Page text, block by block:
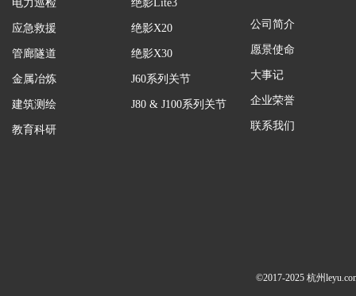
电力巡检
应急救援
管廊隧道
金属冶炼
建筑测绘
教育科研
绝影Lite3
绝影X20
绝影X30
J60系列关节
J80 & J100系列关节
公司简介
愿景使命
大事记
企业荣誉
联系我们
©2017-2025 杭州